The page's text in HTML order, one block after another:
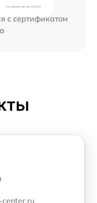
с сертификатом